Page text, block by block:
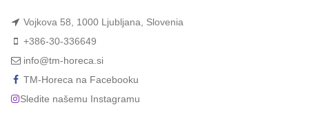
Vojkova 58, 1000 Ljubljana, Slovenia
+386-30-336649
info@tm-horeca.si
TM-Horeca na Facebooku
Sledite našemu Instagramu